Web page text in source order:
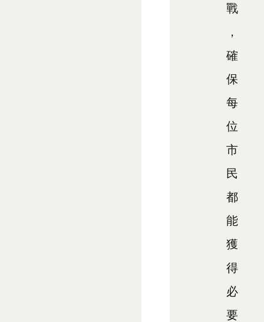
戰
，
確
保
每
位
市
民
都
能
獲
得
必
要